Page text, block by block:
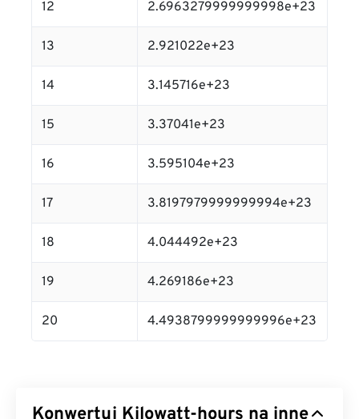
12 2.6963279999999998e+23
13 2.921022e+23
14 3.145716e+23
15 3.37041e+23
16 3.595104e+23
17 3.8197979999999994e+23
18 4.044492e+23
19 4.269186e+23
20 4.4938799999999996e+23
Konwertuj Kilowatt-hours na inne